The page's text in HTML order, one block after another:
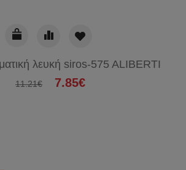
λευκή siros-575 ALIBERTI
11.21€ 7.85€